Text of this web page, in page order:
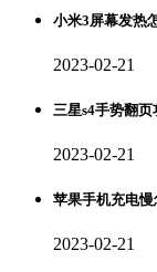
小米3屏幕发热
2023-02-21
三星s4手势翻
2023-02-21
苹果手机充电
2023-02-21